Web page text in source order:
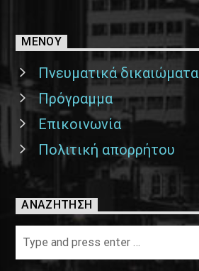
ΜΕΝΟΥ
Πνευματικά δικαιώματα
Πρόγραμμα
Επικοινωνία
Πολιτική απορρήτου
ΑΝΑΖΉΤΗΣΗ